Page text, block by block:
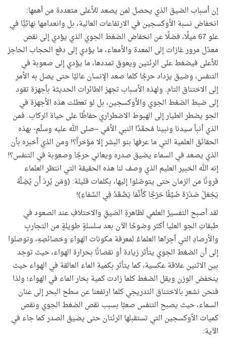
إن أسباب الضيق الذي يحصل لمن يصعد للأعلى متعددة من أهمها:
انخفاض نسبة الأوكسجين في الارتفاعات العالية، بل وانعدامها نهائيًّا في
علو 67 ميلًا، فضلًا عن انخفاض الضغط الجوي الذي يؤدي إلى نقص
معدّل مرور غازات إلى المعدة والأمعاء، ما يؤدي إلى دفع الحجاب الحاجز
للأعلى فيضغط على الرئتين ويعوق تمددها، ما يؤدي إلى صعوبة في
التنفس، وضيق يزداد حرجًا كلما صعد الإنسان عاليًا حتى يصل به الأمر
إلى الاختناق التام. ولهذه الأسباب تجهز الطائرات الحديثة بأجهزة تقود
إلى ضبط الضغط الجوي والأوكسجين، بل لو تعطلت هذه الأجهزة في
الجو يضطر الطيار إلى الهبوط الاضطراري حفاظًا على حياة الركاب. فمن
الذي أنبأ سيدنا ونبينا مُحمَّدًا النبي الأمّي –صلى الله عليه وسلّم- بهذه
الحقائق العلمية التي ما عرفها بنو البشر إلا مؤخراً؟! ومن الذي أخبره بأن
الذي يصعد في السماء يضيق صدره ويعاني حرجًا وصعوبة في التنفس؟!
إنه الله الخبير العليم الذي وصف لنا هذه الحقيقة التي انتظر العلماء
قرونًا من الزمان حتى يتوصّلوا إليها، بكلمات قليلة: (وَمَن يُرِدْ أَن يُضِلَّهُ
يَجْعَلْ صَدْرَهُ ضَيِّقًا حَرَجًا كَأَنَّمَا يَصَّعَّدُ فِي السَّمَاءِ)!
لقد أصبح التفسيرُ العلمي لظاهرةِ الضيقِ والاختلافِ عند الصعود في
طبقاتِ الجو العليا أكثر وضوحًا الآن بعد سلسلةٍ طويلةٍ من التجاربِ
والأرصادِ التي أجراها العلماءُ لمعرفة مكونات الهواءِ وخصائصِهِ، وتوصلوا
إلى أن الضغط الجوي يتأثر زيادة أو نقصانًا بحرارة الهواء، حيث توجد
بين الاثنين علاقة عكسية، كما يتأثر بكمية الماء العالقة في الهواء حيث
ينخفض الوزن ويقل الضغط كلما زادت كمية بخار الماء في الهواء؛ ولذا
فنحن نشعر بالاختناق التدريجي كلما ارتفعنا عن سطح البحر إلى عنان
السماء، حيث يصبح التنفس صعبًا بسبب نقص الضغط الجوي ونقص
كميات الأوكسجين التي تستقبلها الرئتان حتى يضيق الصدر كما جاء في
الآية: